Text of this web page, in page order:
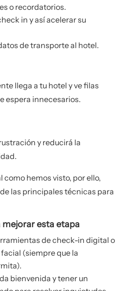
o recordatorios.
in y así acelerar su
de transporte al hotel.
llega a tu hotel y ve filas
espera innecesarios.
y reducirá la
como hemos visto, por ello,
las principales técnicas para
mejorar esta etapa
de check-in digital o
(siempre que la
bienvenida y tener un